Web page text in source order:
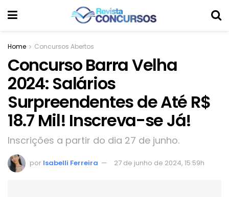
Home Concursos Abertos
Concurso Barra Velha
2024: Salários
Surpreendentes de Até R$
18.7 Mil! Inscreva-se Já!
Inscrições a partir do dia 27 de junho.
por Isabelli Ferreira 27 de junho de 2024, 15:59h